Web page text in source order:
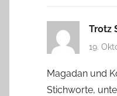
Trotz
19.
Magadan und
Stichworte,